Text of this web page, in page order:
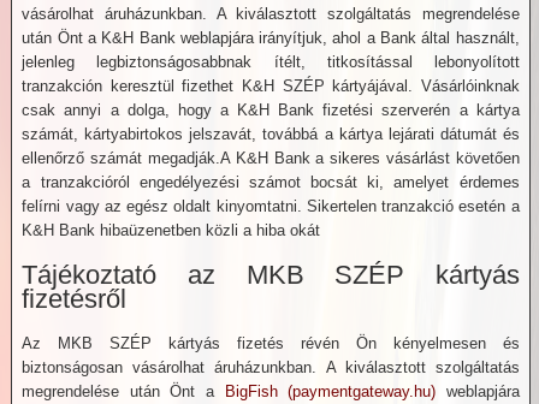
vásárolhat áruházunkban. A kiválasztott szolgáltatás megrendelése
után Önt a K&H Bank weblapjára irányítjuk, ahol a Bank által használt,
jelenleg legbiztonságosabbnak ítélt, titkosítással lebonyolított
tranzakción keresztül fizethet K&H SZÉP kártyájával. Vásárlóinknak
csak annyi a dolga, hogy a K&H Bank fizetési szerverén a kártya
számát, kártyabirtokos jelszavát, továbbá a kártya lejárati dátumát és
ellenőrző számát megadják.A K&H Bank a sikeres vásárlást követően
a tranzakcióról engedélyezési számot bocsát ki, amelyet érdemes
felírni vagy az egész oldalt kinyomtatni. Sikertelen tranzakció esetén a
K&H Bank hibaüzenetben közli a hiba okát
Tájékoztató az MKB SZÉP kártyás
fizetésről
Az MKB SZÉP kártyás fizetés révén Ön kényelmesen és
biztonságosan vásárolhat áruházunkban. A kiválasztott szolgáltatás
megrendelése után Önt a
BigFish (paymentgateway.hu) weblapjára